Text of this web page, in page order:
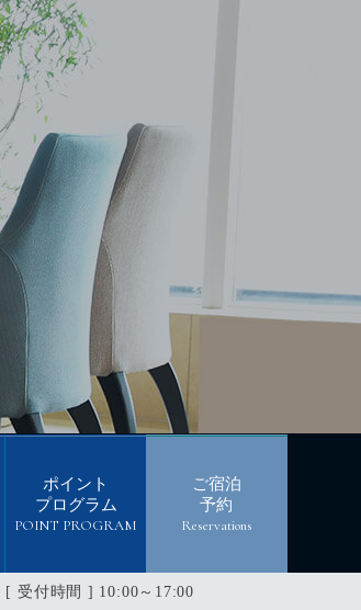
ポイント
プログラム
POINT PROGRAM
ご宿泊
予約
Reservations
[ 受付時間 ] 10:00～17:00
ポイント
プログラム
POINT PROGRAM